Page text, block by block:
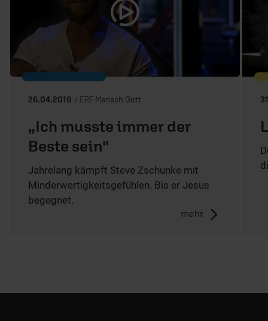
26.04.2019 / ERF Mensch Gott
„Ich musste immer der
Beste sein"
Jahrelang kämpft Steve Zschunke mit
Minderwertigkeitsgefühlen. Bis er Jesus
begegnet.
mehr